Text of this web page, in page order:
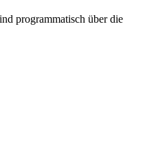
programmatisch über die